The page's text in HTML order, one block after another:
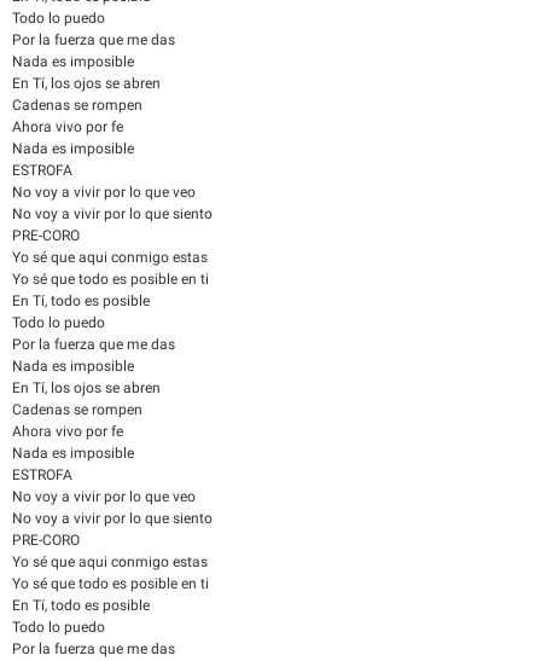
Todo lo puedo
Por la fuerza que me das
Nada es imposible
En Tí, los ojos se abren
Cadenas se rompen
Ahora vivo por fe
Nada es imposible
ESTROFA
No voy a vivir por lo que veo
No voy a vivir por lo que siento
PRE-CORO
Yo sé que aqui conmigo estas
Yo sé que todo es posible en ti
En Tí, todo es posible
Todo lo puedo
Por la fuerza que me das
Nada es imposible
En Tí, los ojos se abren
Cadenas se rompen
Ahora vivo por fe
Nada es imposible
ESTROFA
No voy a vivir por lo que veo
No voy a vivir por lo que siento
PRE-CORO
Yo sé que aqui conmigo estas
Yo sé que todo es posible en ti
En Tí, todo es posible
Todo lo puedo
Por la fuerza que me das